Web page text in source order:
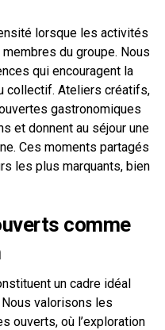
lorsque les activités
du groupe. Nous
qui encouragent la
collectif. Ateliers créatifs,
gastronomiques
et donnent au séjour une
Ces moments partagés
les plus marquants, bien
comme
un cadre idéal
valorisons les
ouverts, où l’exploration